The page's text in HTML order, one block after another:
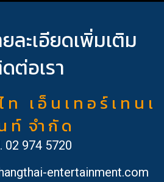
ละเอียดเพิ่มเติม
ต่อเรา
เ อ็ น เ ท อ ร์ เ ท น เ
ท์ จำ กั ด
02 974 5720
entertainment.com